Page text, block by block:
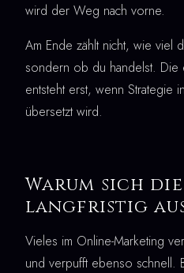
wird der Weg nach vorne.
Am Ende zählt nicht, wie viel
sondern ob du handelst. Die
entsteht erst, wenn Strategie
übersetzt wird.
Warum sich
langfristig
Vieles im Online-Marketing
und verpufft ebenso schnell.